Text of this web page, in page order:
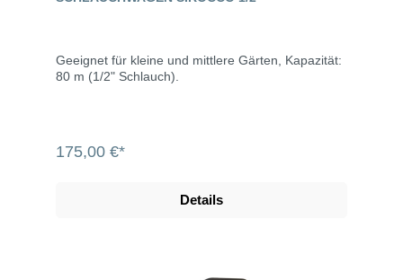
Geeignet für kleine und mittlere Gärten, Kapazität:
80 m (1/2" Schlauch).
175,00 €*
Details